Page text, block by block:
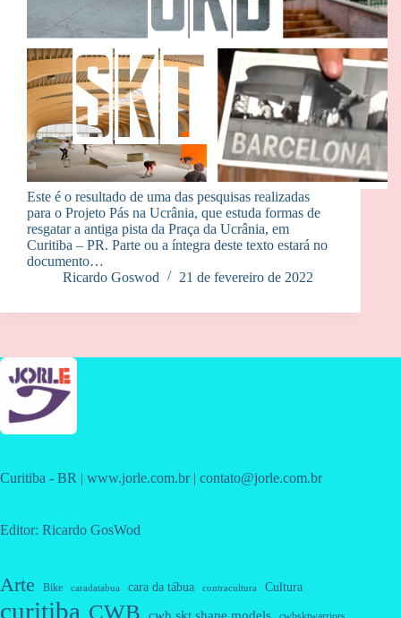
Este é o resultado de uma das pesquisas realizadas
para o Projeto Pás na Ucrânia, que estuda formas de
resgatar a antiga pista da Praça da Ucrânia, em
Curitiba – PR. Parte ou a íntegra deste texto estará no
documento…
Ricardo Goswod
21 de fevereiro de 2022
Curitiba - BR | www.jorle.com.br | contato@jorle.com.br
Editor: Ricardo GosWod
Arte Bike caradatabua cara da tábua contracultura Cultura
curitiba CWB